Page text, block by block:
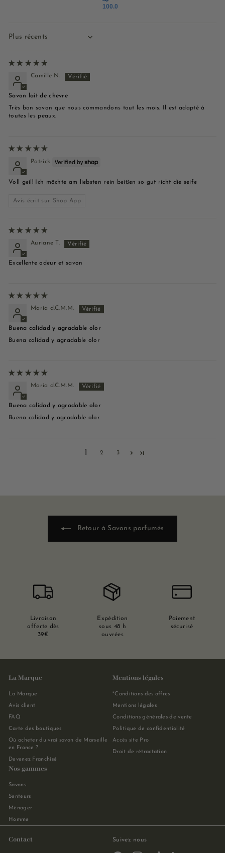
100.0
Sort by
Camille N.
Savon lait de chevre
Très bon savon que nous commandons tout les mois. Il est adapté à
toutes les peaux.
Patrick
Voll geil! Ich möchte am liebsten rein beißen so gut richt die seife
Avis écrit sur Shop App
Auriane T.
Excellente odeur et savon
María d.C.M.M.
Buena calidad y agradable olor
Buena calidad y agradable olor
María d.C.M.M.
Buena calidad y agradable olor
Buena calidad y agradable olor
1 2 3
Retour à Savons parfumés
Livraison
offerte dès
39€
Expédition
sous 48 h
ouvrées
Paiement
sécurisé
La Marque
La Marque
Avis client
FAQ
Carte des boutiques
Où acheter du vrai savon de Marseille
en France ?
Devenez Franchisé
Mentions légales
*Conditions des offres
Mentions légales
Conditions générales de vente
Politique de confidentialité
Accès site Pro
Droit de rétractation
Nos gammes
Savons
Senteurs
Ménager
Homme
Contact Suivez nous